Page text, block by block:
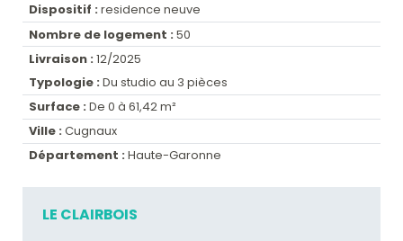
Dispositif : residence neuve
Nombre de logement : 50
Livraison : 12/2025
Typologie : Du studio au 3 pièces
Surface : De 0 à 61,42 m²
Ville : Cugnaux
Département : Haute-Garonne
LE CLAIRBOIS